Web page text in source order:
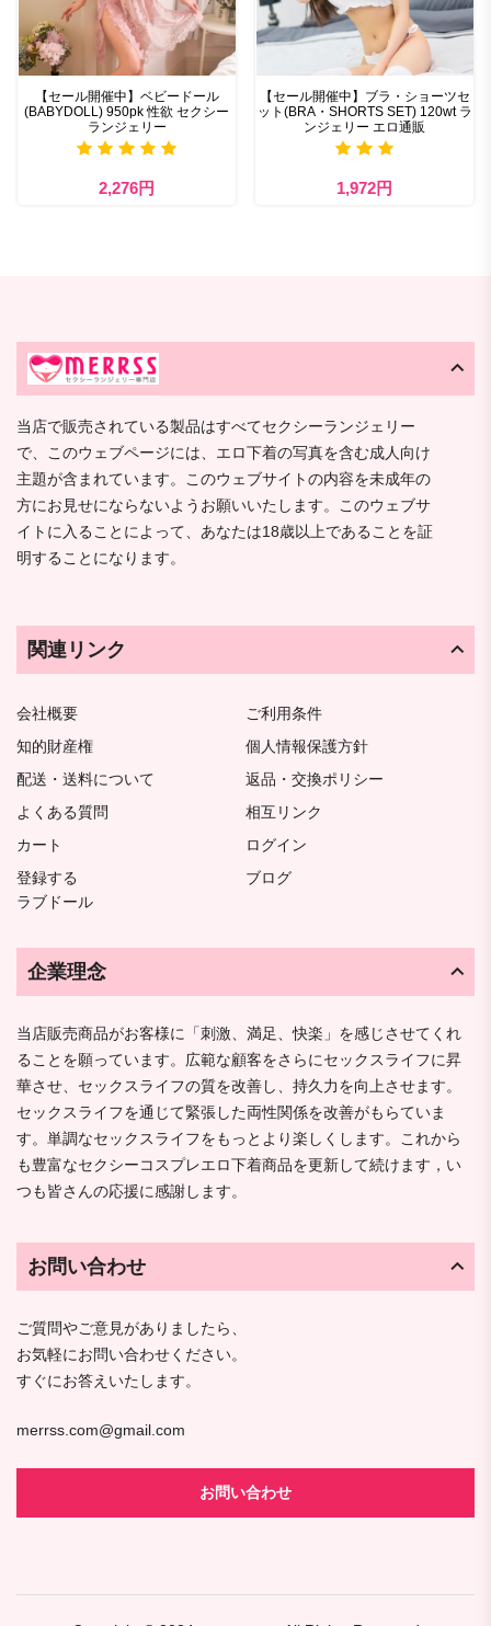
【セール開催中】ベビードール
(BABYDOLL) 950pk 性欲 セクシー
ランジェリー
2,276円
【セール開催中】ブラ・ショーツセ
ット(BRA・SHORTS SET) 120wt ラ
ンジェリー エロ通販
1,972円
当店で販売されている製品はすべてセクシーランジェリー
で、このウェブページには、エロ下着の写真を含む成人向け
主題が含まれています。このウェブサイトの内容を未成年の
方にお見せにならないようお願いいたします。このウェブサ
イトに入ることによって、あなたは18歳以上であることを証
明することになります。
関連リンク
会社概要
ご利用条件
知的財産権
個人情報保護方針
配送・送料について
返品・交換ポリシー
よくある質問
相互リンク
カート
ログイン
登録する
ブログ
ラブドール
企業理念
当店販売商品がお客様に「刺激、満足、快楽」を感じさせてくれ
ることを願っています。広範な顧客をさらにセックスライフに昇
華させ、セックスライフの質を改善し、持久力を向上させます。
セックスライフを通じて緊張した両性関係を改善がもらていま
す。単調なセックスライフをもっとより楽しくします。これから
も豊富なセクシーコスプレエロ下着商品を更新して続けます，い
つも皆さんの応援に感謝します。
お問い合わせ
ご質問やご意見がありましたら、
お気軽にお問い合わせください。
すぐにお答えいたします。
merrss.com@gmail.com
お問い合わせ